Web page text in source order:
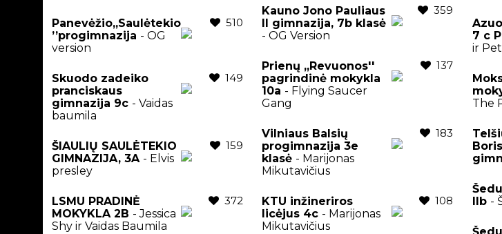
Kauno Jono Pauliaus
II gimnazija, 7b klasė
- OG Version
359
Panevėžio,,Saulėtekio
’’progimnazija - OG
version
510
7 c
ir
Prienų ,,Revuonos''
pagrindinė mokykla
10a - Flying Saucer
Gang
137
Skuodo zadeiko
pranciskaus
gimnazija 9c - Vaidas
baumila
149
The
Vilniaus Balsių
progimnazija 3e
klasė - Marijonas
Mikutavičius
183
ŠIAULIŲ SAULĖTEKIO
GIMNAZIJA, 3A - Elvis
presley
159
IIb -
LSMU PRADINĖ
MOKYKLA 2B - Jessica
Shy ir Vaidas Baumila
372
KTU inžineriros
licėjus 4c - Marijonas
Mikutavičius
108